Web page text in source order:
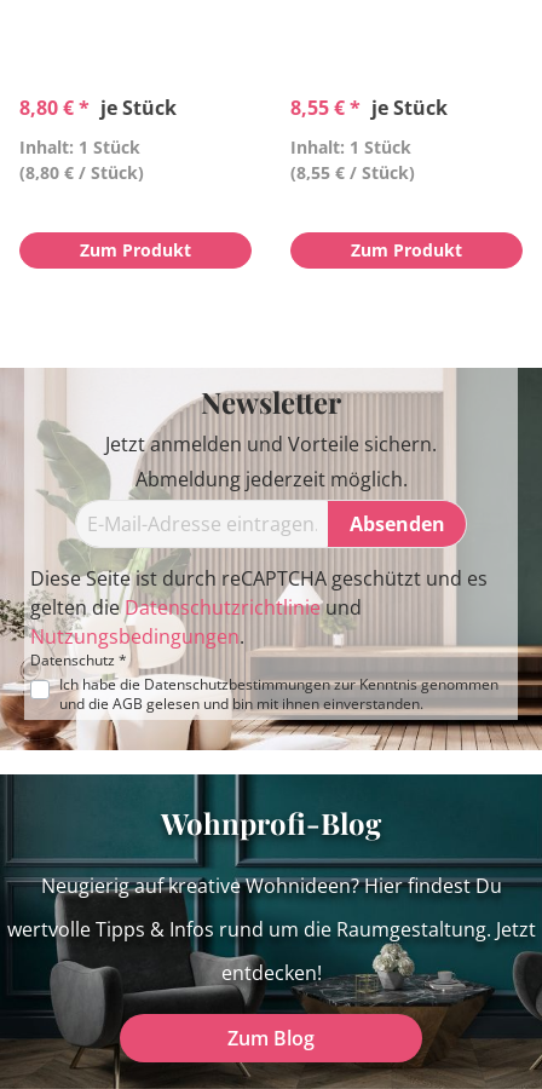
8,80 € * je Stück
Inhalt: 1 Stück
(8,80 € / Stück)
Zum Produkt
8,55 € * je Stück
Inhalt: 1 Stück
(8,55 € / Stück)
Zum Produkt
Newsletter
Jetzt anmelden und Vorteile sichern.
Abmeldung jederzeit möglich.
Absenden
Diese Seite ist durch reCAPTCHA geschützt und es
gelten dieDatenschutzrichtlinieund
Nutzungsbedingungen.
Datenschutz *
Ich habe die Datenschutzbestimmungenzur Kenntnis genommen
und die AGB gelesen und bin mit ihnen einverstanden.
Wohnprofi-Blog
Neugierig auf kreative Wohnideen? Hier findest Du
wertvolle Tipps & Infos rund um die Raumgestaltung. Jetzt
entdecken!
Zum Blog